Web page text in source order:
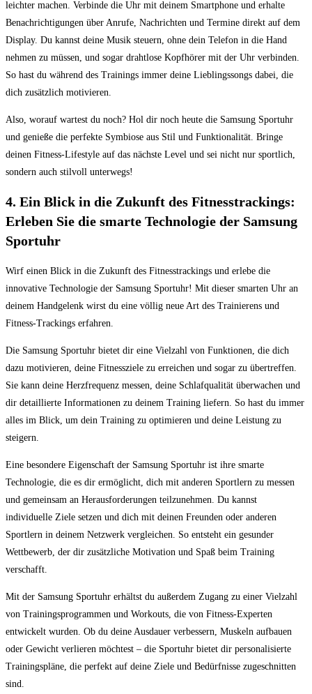
leichter machen. Verbinde die‍ Uhr mit deinem Smartphone und ​erhalte
⁣Benachrichtigungen über Anrufe, Nachrichten und Termine⁣ direkt auf dem⁣
Display. Du ​kannst deine Musik steuern, ohne ​dein Telefon in die Hand
⁢nehmen zu müssen, und sogar drahtlose Kopfhörer mit der Uhr verbinden.⁢
So hast du während des Trainings immer deine Lieblingssongs⁤ dabei, die
dich ⁤zusätzlich motivieren.
Also, worauf wartest du noch? Hol dir noch heute die Samsung Sportuhr
und genieße die ⁤perfekte Symbiose aus Stil ​und ⁣Funktionalität. Bringe
deinen Fitness-Lifestyle auf‌ das⁢ nächste Level und sei nicht nur sportlich,
sondern auch stilvoll unterwegs!
4. Ein ⁤Blick⁣ in die Zukunft des Fitnesstrackings:
‌Erleben Sie die ⁤smarte Technologie der Samsung
Sportuhr
Wirf einen Blick⁢ in die​ Zukunft des Fitnesstrackings‌ und erlebe ‌die
innovative Technologie der Samsung Sportuhr! Mit dieser smarten Uhr an
deinem‍ Handgelenk wirst du ‌eine völlig neue ⁢Art des Trainierens und
Fitness-Trackings erfahren.
Die ​Samsung Sportuhr bietet dir ‍eine Vielzahl von Funktionen,‌ die dich
dazu motivieren, deine Fitnessziele zu erreichen‍ und⁣ sogar ‍zu übertreffen.
Sie kann deine Herzfrequenz messen, deine Schlafqualität überwachen und
dir detaillierte Informationen zu ‌deinem Training liefern. So hast du immer⁣
alles ⁢im ‌Blick, um dein ⁣Training zu optimieren und‌ deine Leistung zu
steigern.
Eine besondere ‌Eigenschaft​ der ‍Samsung Sportuhr ist ⁣ihre smarte
⁢Technologie, die es dir ermöglicht, ⁣dich mit anderen Sportlern ⁢zu⁤ messen
‍und gemeinsam an Herausforderungen⁣ teilzunehmen. Du kannst
individuelle⁢ Ziele setzen und ​dich mit deinen Freunden oder anderen‌
Sportlern in ​deinem Netzwerk vergleichen. So entsteht ein⁤ gesunder
Wettbewerb, ​der dir zusätzliche‍ Motivation und Spaß beim Training
verschafft.
Mit der ‌Samsung Sportuhr erhältst du außerdem Zugang zu einer Vielzahl
von Trainingsprogrammen und Workouts, die ‌von Fitness-Experten
entwickelt wurden. Ob du deine Ausdauer verbessern, Muskeln ‌aufbauen
oder Gewicht ‍verlieren ⁣möchtest – die ⁤Sportuhr bietet dir personalisierte
⁤Trainingspläne, die perfekt auf deine‌ Ziele und Bedürfnisse zugeschnitten ​
sind.